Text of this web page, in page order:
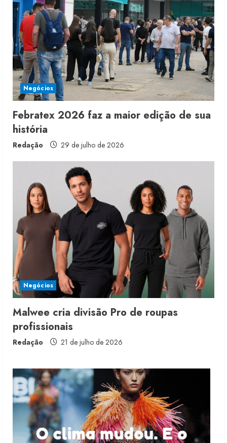
Negócios
Febratex 2026 faz a maior edição de sua
história
Redação 29 de julho de 2026
Negócios
Malwee cria divisão Pro de roupas
profissionais
Redação 21 de julho de 2026
Fakini prevê R$345 milhões de
receita em 2026
4 de agosto de 2026
3
Projeto testa passaporte digital na
moda nacional
4 de agosto de 2026
estoque consignado
5
Mercosul-UE prevê transição longa
para vestuário
3 de agosto de 2026